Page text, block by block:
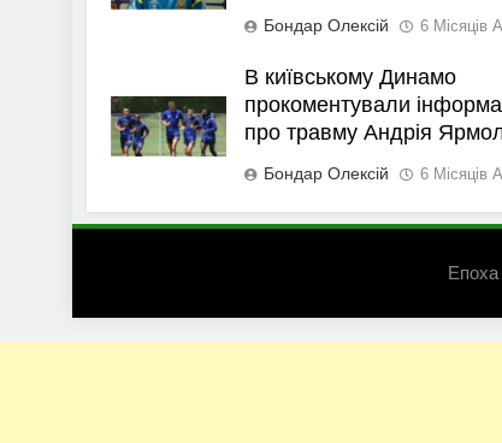
Бондар Олексій 6 Місяців
В київському Динамо
прокоментували
про травму Андрія
Бондар Олексій 6 Місяців